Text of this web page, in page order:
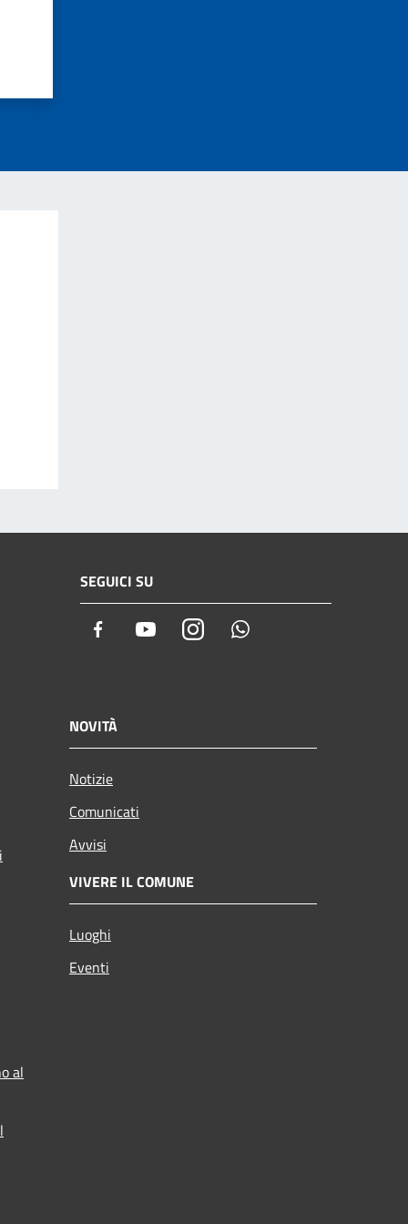
SEGUICI SU
Facebook YoutubeInstagram
NOVITÀ
Notizie
Comunicati
Avvisi
VIVERE IL COMUNE
Luoghi
Eventi
al